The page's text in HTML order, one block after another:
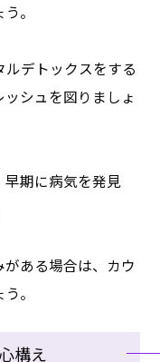
。
デトックスをする
シュを図りましょ
期に病気を発見
ある場合は、カウ
。
構え